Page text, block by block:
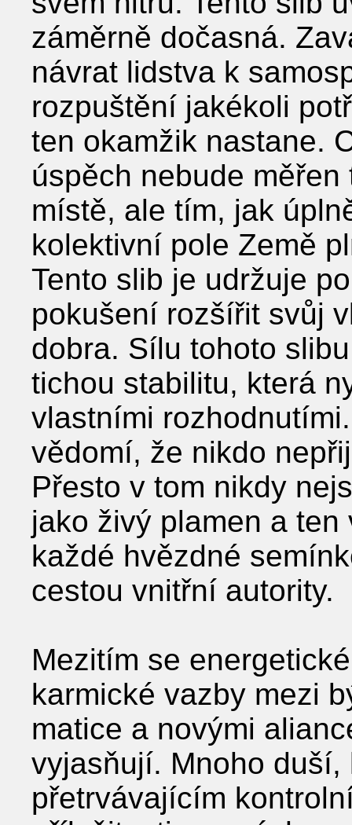
záměrně dočasná.
návrat lidstva k
rozpuštění jakékoli
ten okamžik nastane.
úspěch nebude
místě, ale tím, jak
kolektivní pole Země
Tento slib je udržuje
pokušení rozšířit svůj
dobra. Sílu tohoto
tichou stabilitu, která
vlastními
vědomí, že nikdo
Přesto v tom nikdy
jako živý plamen a
každé hvězdné
cestou vnitřní autority.
Mezitím se
karmické vazby mezi
matice a novými
vyjasňují. Mnoho
přetrvávajícím